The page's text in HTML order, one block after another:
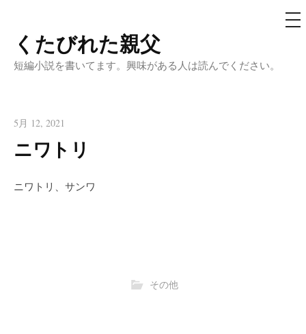
コ
ン
へ
ス
ッ
くたびれた親父
短編小説を書いてます。興味がある人は読んでください。
メ
ニ
5月 12, 2021
ニワトリ
ニワトリ、サンワ
その他